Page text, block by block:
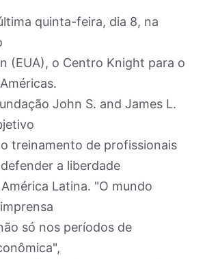
quinta-feira, dia 8, na
(EUA), o Centro Knight para o
John S. and James L.
treinamento de profissionais
a liberdade
Latina. "O mundo
só nos períodos de